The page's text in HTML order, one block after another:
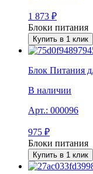
1 873 ₽
Блоки питания
Купить в 1 клик
Блок Питания
В наличии
Арт.: 000096
975 ₽
Блоки питания
Купить в 1 клик